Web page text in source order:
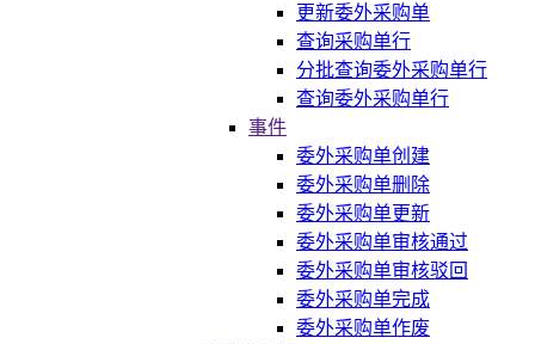
更新委外采购单
查询采购单行
分批查询委外采购单行
查询委外采购单行
事件
委外采购单创建
委外采购单删除
委外采购单更新
委外采购单审核通过
委外采购单审核驳回
委外采购单完成
委外采购单作废